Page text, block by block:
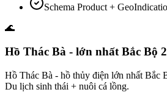
Schema Product +
🌊
Hồ Thác Bà - lớn nhất Bắc Bộ
Hồ Thác Bà - hồ thủy điện lớn nhất Bắc
Du lịch sinh thái + nuôi cá lồng.